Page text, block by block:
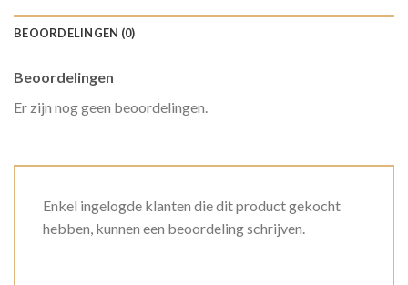
BEOORDELINGEN (0)
Beoordelingen
Er zijn nog geen beoordelingen.
Enkel ingelogde klanten die dit product gekocht
hebben, kunnen een beoordeling schrijven.